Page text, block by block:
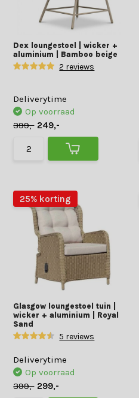
Dex loungestoel | wicker +
aluminium | Bamboo beige
2 reviews
Deliverytime
Op voorraad
399,- 249,-
25% korting
Glasgow loungestoel tuin |
wicker + aluminium | Royal
Sand
5 reviews
Deliverytime
Op voorraad
399,- 299,-